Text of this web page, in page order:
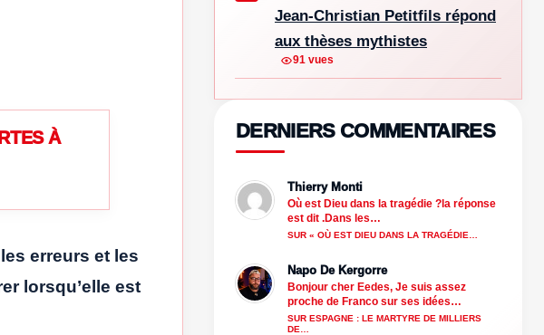
À
les erreurs et les
lorsqu’elle est
Jean-Christian Petitfils répond
aux thèses mythistes
91 vues
DERNIERS COMMENTAIRES
Thierry Monti
Où est Dieu dans la tragédie ?la réponse
est dit .Dans les…
SUR « OÙ EST DIEU DANS LA TRAGÉDIE…
Napo De Kergorre
Bonjour cher Eedes, Je suis assez
proche de Franco sur ses idées…
SUR ESPAGNE : LE MARTYRE DE MILLIERS
DE…